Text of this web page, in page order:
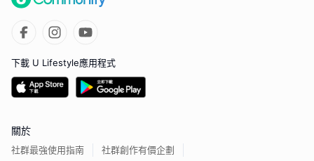
下載 U Lifestyle應用程式
關於
社群最強使用指南 社群創作有價企劃